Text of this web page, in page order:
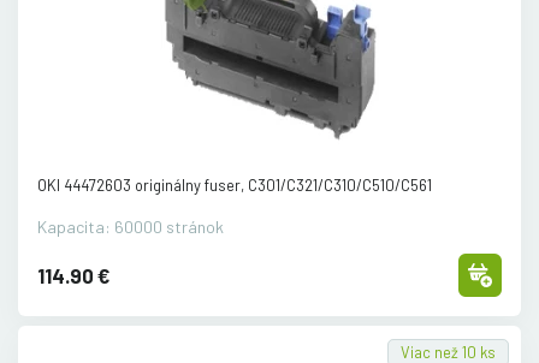
OKI 44472603 originálny fuser, C301/C321/C310/C510/C561
Kapacita: 60000 stránok
114.90 €
Viac než 10 ks